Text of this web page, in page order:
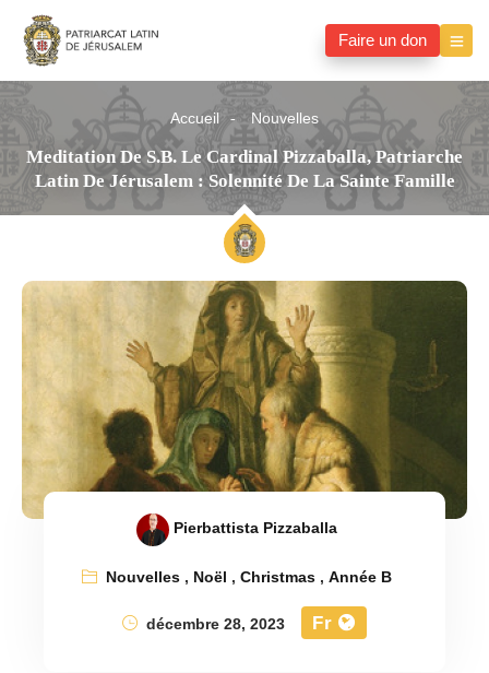
Faire un don
Accueil Nouvelles
Meditation De S.B. Le Cardinal Pizzaballa, Patriarche
Latin De Jérusalem : Solennité De La Sainte Famille
Pierbattista Pizzaballa
Nouvelles, Noël ,Christmas,Année B
décembre 28, 2023
Fr